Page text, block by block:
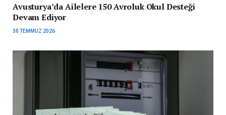
Avusturya’da Ailelere 150 Avroluk Okul Desteği
Devam Ediyor
30 TEMMUZ 2026